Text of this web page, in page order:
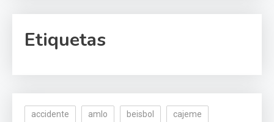
Etiquetas
accidente amlo beisbol cajeme